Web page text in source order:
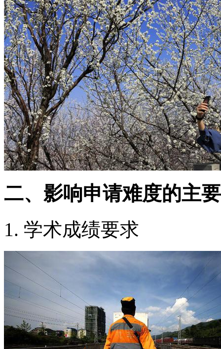
二、影响申请难度的主
1. 学术成绩要求